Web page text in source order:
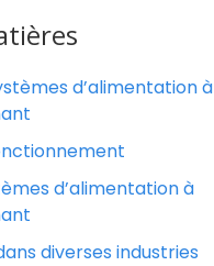
d’alimentation à
d’alimentation à
diverses industries